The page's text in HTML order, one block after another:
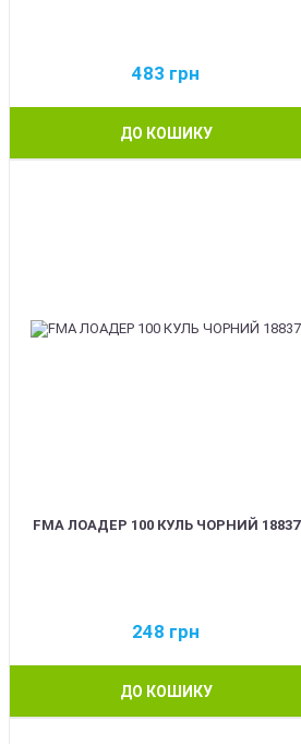
483 грн
ДО КОШИКУ
FMA ЛОАДЕР 100 КУЛЬ ЧОРНИЙ 18837
248 грн
ДО КОШИКУ